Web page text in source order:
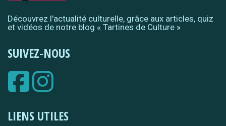
Découvrez l'actualité culturelle, grâce aux articles, quiz
et vidéos de notre blog « Tartines de Culture »
SUIVEZ-NOUS
LIENS UTILES